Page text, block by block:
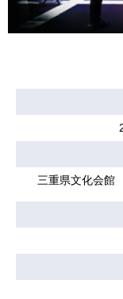
三重県文化会館